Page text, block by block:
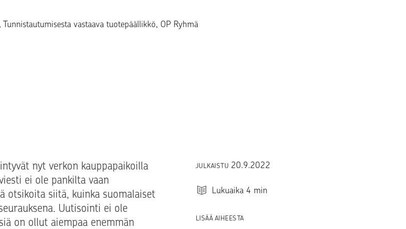
, Tunnistautumisesta vastaava tuotepäällikkö, OP Ryhmä
nyt verkon kauppapaikoilla
ei ole pankilta vaan
otsikoita siitä, kuinka suomalaiset
Uutisointi ei ole
on ollut aiempaa enemmän
JULKAISTU 20.9.2022
Lukuaika 4 min
LISÄÄ AIHEESTA